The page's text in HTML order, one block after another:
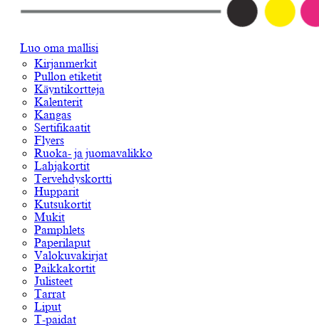
Luo oma mallisi
Kirjanmerkit
Pullon etiketit
Käyntikortteja
Kalenterit
Kangas
Sertifikaatit
Flyers
Ruoka- ja juomavalikko
Lahjakortit
Tervehdyskortti
Hupparit
Kutsukortit
Mukit
Pamphlets
Paperilaput
Valokuvakirjat
Paikkakortit
Julisteet
Tarrat
Liput
T-paidat